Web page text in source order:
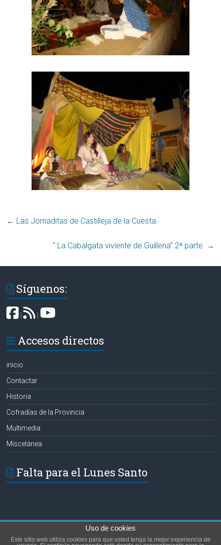
← Las Jornaditas de Castilleja de la Cuesta.
“ La Cabalgata viviente de Guillena” 2ª parte. →
Síguenos:
|
Accesos directos
inicio
Contactar
Historia
Cofradías de la Provincia
Multimedia
Miscelánea
Falta para el Lunes Santo
Hermanos de las Aguas. Todos los derechos reservados.
Tema:Acceleratepor ThemeGrill. Funciona conWordPress.
Uso de cookies
Este sitio web utiliza cookies para que usted tenga la mejor experiencia de